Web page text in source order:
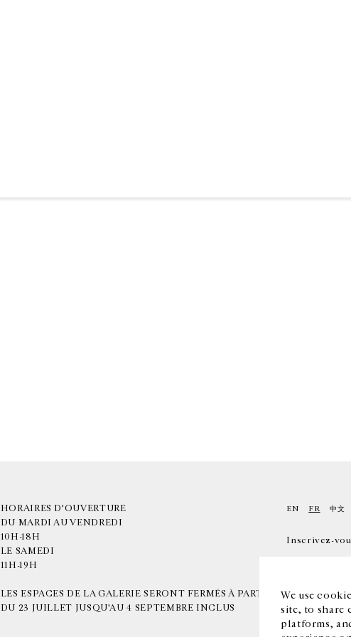
We use
site, to share
platforms,
HORAIRES D'OUVERTURE
DU MARDI AU VENDREDI
10H-18H
LE SAMEDI
11H-19H
LES ESPACES DE LA GALERIE SERONT FERMÉS À PARTIR
DU 23 JUILLET JUSQU'AU 4 SEPTEMBRE INCLUS
EN FR 中文
Inscrivez-